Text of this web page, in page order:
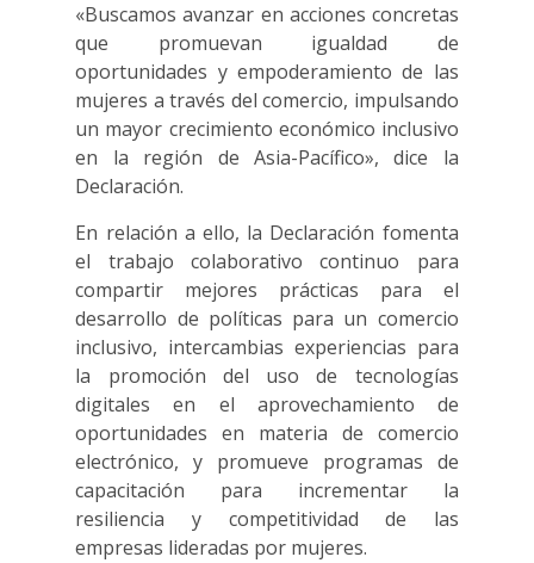
«Buscamos avanzar en acciones concretas
que promuevan igualdad de
oportunidades y empoderamiento de las
mujeres a través del comercio, impulsando
un mayor crecimiento económico inclusivo
en la región de Asia-Pacífico», dice la
Declaración.
En relación a ello, la Declaración fomenta
el trabajo colaborativo continuo para
compartir mejores prácticas para el
desarrollo de políticas para un comercio
inclusivo, intercambias experiencias para
la promoción del uso de tecnologías
digitales en el aprovechamiento de
oportunidades en materia de comercio
electrónico, y promueve programas de
capacitación para incrementar la
resiliencia y competitividad de las
empresas lideradas por mujeres.